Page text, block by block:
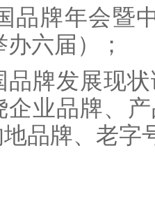
品牌年会暨
六届）；
品牌发展现
企业品牌、
品牌、老字